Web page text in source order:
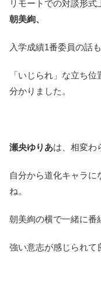
リモートでの対談形
朝美絢、
入学成績1番委員の話
「いじられ」な立ち
分かりました。
瀬央ゆりあは、相変わ
自分から道化キャラ
ね。
朝美絢の横で一緒に番
強い意志が感じられて